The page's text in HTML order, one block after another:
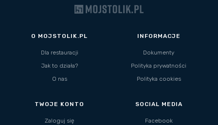
O MOJSTOLIK.PL
Dla restauracji
Jak to działa?
O nas
INFORMACJE
Dokumenty
Polityka prywatności
Polityka cookies
TWOJE KONTO
Zaloguj się
SOCIAL MEDIA
Facebook